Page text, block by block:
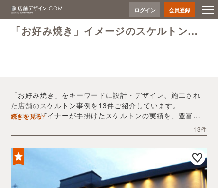
ログイン 会員登録
「お好み焼き」イメージのスケルトン事例
「お好み焼き」をキーワードに設計・デザイン、施工され
た店舗のスケルトン事例を13件ご紹介しています。
プロのデザイナーが手掛けたスケルトンの実績を、豊富な
デザイン内装会社探しや費用感の把握など、「お好み焼
き」の店舗イメージを固めるヒントとしてぜひお役立てく
ださい。
続きを見る
13件